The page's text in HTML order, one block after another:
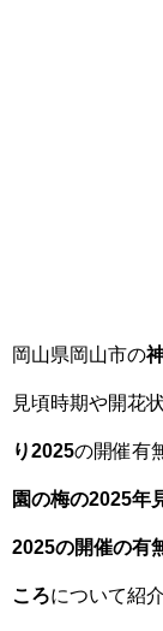
岡山県岡山市の
見頃時期や開花
り2025の開催有
園の梅の2025年
2025の開催の有
ころについて紹